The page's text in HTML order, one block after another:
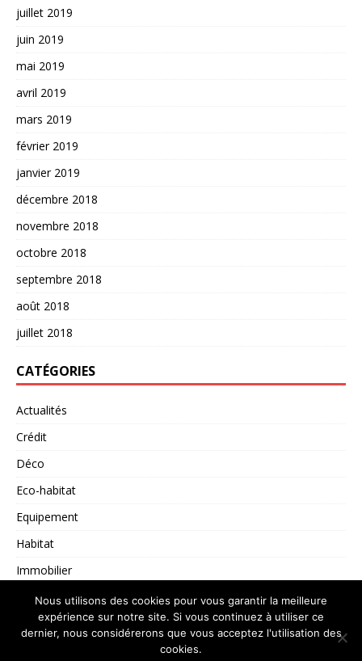
juillet 2019
juin 2019
mai 2019
avril 2019
mars 2019
février 2019
janvier 2019
décembre 2018
novembre 2018
octobre 2018
septembre 2018
août 2018
juillet 2018
CATÉGORIES
Actualités
Crédit
Déco
Eco-habitat
Equipement
Habitat
Immobilier
Non classé
Nous utilisons des cookies pour vous garantir la meilleure
expérience sur notre site. Si vous continuez à utiliser ce
dernier, nous considérerons que vous acceptez l'utilisation des
cookies.